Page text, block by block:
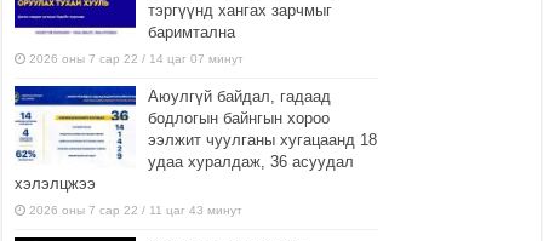
тэргүүнд хангах зарчмыг
баримтална
2026 оны 7 сар 22 / 14 цаг 07 минут
Аюулгүй байдал, гадаад
бодлогын байнгын хороо
ээлжит чуулганы хугацаанд 18
удаа хуралдаж, 36 асуудал
хэлэлцжээ
2026 оны 7 сар 22 / 11 цаг 43 минут